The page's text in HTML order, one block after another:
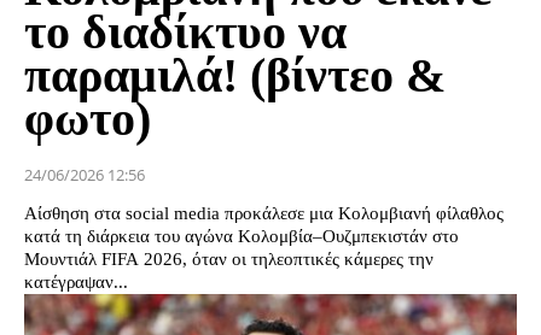
το διαδίκτυο να
παραμιλά! (βίντεο &
φωτο)
24/06/2026 12:56
Αίσθηση στα social media προκάλεσε μια Κολομβιανή φίλαθλος
κατά τη διάρκεια του αγώνα Κολομβία–Ουζμπεκιστάν στο
Μουντιάλ FIFA 2026, όταν οι τηλεοπτικές κάμερες την
κατέγραψαν...